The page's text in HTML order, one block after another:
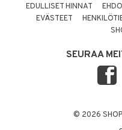
EDULLISET HINNAT
EVÄSTEET
SEURAA
© 2026